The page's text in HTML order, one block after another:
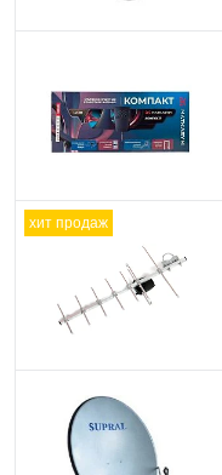
хит продаж